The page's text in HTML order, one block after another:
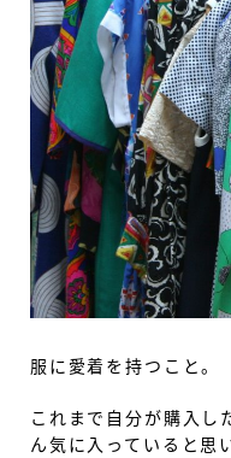
服に愛着を持つこと。
これまで自分が購入し
ん気に入っていると思